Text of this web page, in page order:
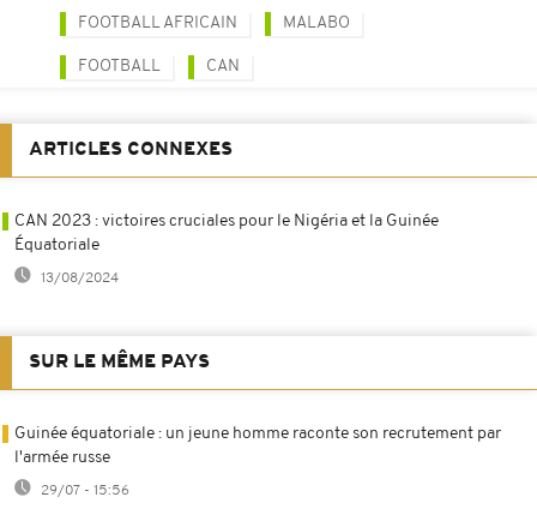
FOOTBALL AFRICAIN MALABO
FOOTBALL CAN
ARTICLES CONNEXES
CAN 2023 : victoires cruciales pour le Nigéria et la Guinée
Équatoriale
13/08/2024
SUR LE MÊME PAYS
Guinée équatoriale : un jeune homme raconte son recrutement par
l'armée russe
29/07 - 15:56